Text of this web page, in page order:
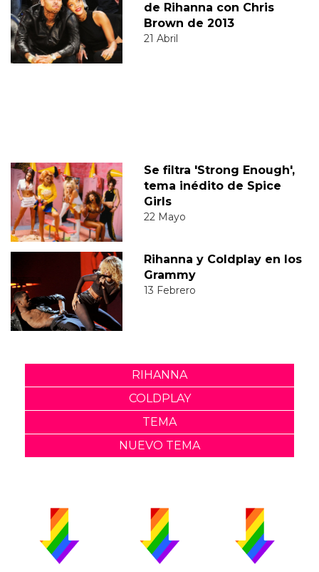
de Rihanna con Chris
Brown de 2013
21 Abril
Se filtra 'Strong Enough',
tema inédito de Spice
Girls
22 Mayo
Rihanna y Coldplay en los
Grammy
13 Febrero
RIHANNA
COLDPLAY
TEMA
NUEVO TEMA